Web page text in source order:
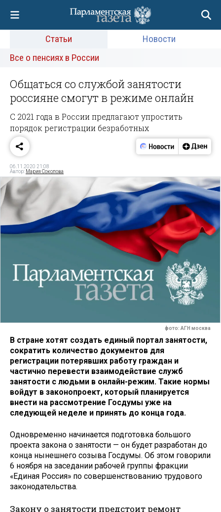
Статьи
Новости
Все о пенсиях в России
Общаться со службой занятости
россияне смогут в режиме онлайн
С 2021 года в России предлагают упростить
порядок регистрации безработных
06.11.2020 21:08
Автор: Мария Соколова
фото: АГН москва
В стране хотят создать единый портал занятости,
сократить количество документов для
регистрации потерявших работу граждан и
частично перевести взаимодействие служб
занятости с людьми в онлайн-режим. Такие нормы
войдут в законопроект, который планируется
внести на рассмотрение Госдумы уже на
следующей неделе и принять до конца года.
Одновременно начинается подготовка большого
проекта закона о занятости — он будет разработан до
конца нынешнего созыва Госдумы. Об этом говорили
6 ноября на заседании рабочей группы фракции
«Единая Россия» по совершенствованию трудового
законодательства.
Закону о занятости предстоит ремонт